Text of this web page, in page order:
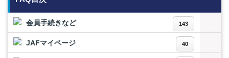
会員手続きなど 143
JAFマイページ 40